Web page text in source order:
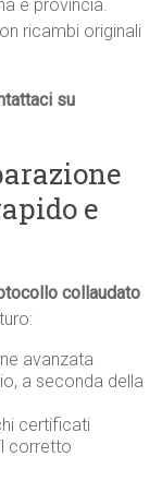
e provincia.
ricambi originali
su
e
collaudato
avanzata
a seconda della
certificati
corretto